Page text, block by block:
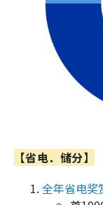
【省电．储分】
全年省电奖